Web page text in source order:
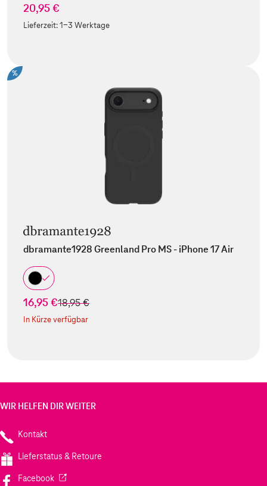
20,95 €
Lieferzeit:1-3 Werktage
%
dbramante1928 Greenland Pro MS - iPhone 17 Air
16,95 €statt
18,95 €
In Kürze verfügbar
WIR HELFEN DIR WEITER
Kontakt
Lieferstatus & Retoure
Facebook(Wird in einem neuen Tab geöffnet)